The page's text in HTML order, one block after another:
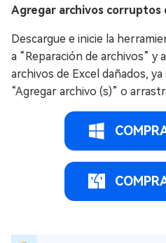
Agregar archivos corruptos
Descargue e inicie la
a “Reparación de archivos” y
archivos de Excel dañados,
“Agregar archivo (s)” o